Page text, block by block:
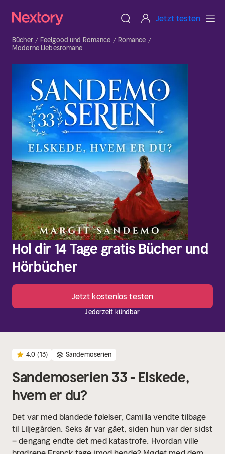
Jetzt testen
Bücher Feelgood und Romance
Romance
Moderne Liebesromane
Hol dir 14 Tage gratis Bücher und
Hörbücher
Jetzt kostenlos testen
Jederzeit kündbar
4.0 (13) Sandemoserien
Sandemoserien 33 - Elskede,
hvem er du?
Det var med blandede følelser, Camilla vendte tilbage
til Liljegården. Seks år var gået, siden hun var der sidst
– dengang endte det med katastrofe. Hvordan ville